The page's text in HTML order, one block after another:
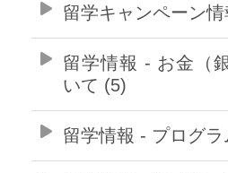
留学キャンペーン
留学情報 - お金（
いて (5)
留学情報 - プログ